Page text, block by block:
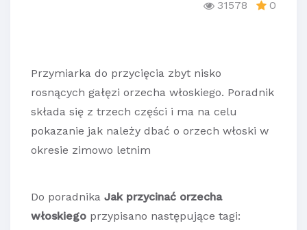
31578 0
Przymiarka do przycięcia zbyt nisko
rosnących gałęzi orzecha włoskiego. Poradnik
składa się z trzech części i ma na celu
pokazanie jak należy dbać o orzech włoski w
okresie zimowo letnim
Do poradnika Jak przycinać orzecha
włoskiego przypisano następujące tagi: